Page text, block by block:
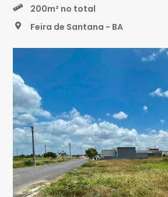
200m² no total
Feira de Santana - BA